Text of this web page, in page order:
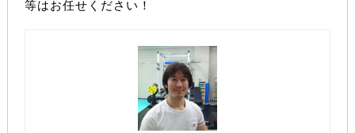
等はお任せください！